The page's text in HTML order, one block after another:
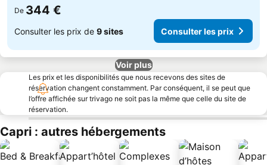
De 344 €
Consulter les prix de 9 sites Consulter les prix
Voir plus
Les prix et les disponibilités que nous recevons des sites de
réservation changent constamment. Par conséquent, il se peut que
l’offre affichée sur trivago ne soit pas la même que celle du site de
réservation.
Capri : autres hébergements